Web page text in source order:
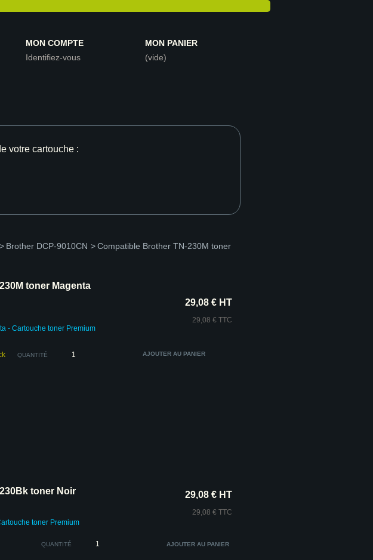
MON COMPTE
Identifiez-vous
MON PANIER
(vide)
votre cartouche :
> Brother DCP-9010CN >Compatible Brother TN-230M toner
toner Magenta
- Cartouche toner Premium
29,08 € HT
29,08 € TTC
QUANTITÉ
toner Noir
toner Premium
29,08 € HT
29,08 € TTC
QUANTITÉ